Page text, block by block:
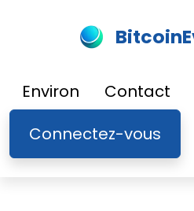
Environ
Contact
Connectez-vous